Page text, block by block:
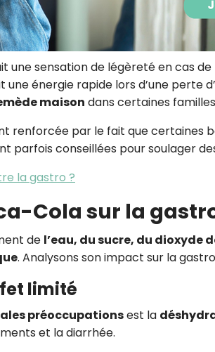
une sensation de légèreté en cas de
une énergie rapide lors d’une perte
maison dans certaines
renforcée par le fait que certaines
parfois conseillées pour soulager
la gastro ?
Cola sur la
de l’eau, du sucre, du dioxyde
. Analysons son impact sur la
limité
préoccupationsest la
et la diarrhée.
Je
des
des
Je
exercer vos
Confidentialité